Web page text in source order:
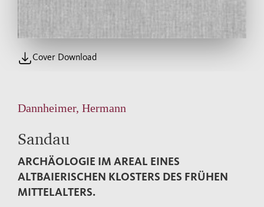
Cover Download
Dannheimer, Hermann
Sandau
ARCHÄOLOGIE IM AREAL EINES
ALTBAIERISCHEN KLOSTERS DES FRÜHEN
MITTELALTERS.